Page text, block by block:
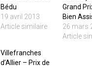
Bédu
19 avril 2013
Article similaire
Grand
Bien
26 mars
Article
Villefranches
d’Allier – Prix de